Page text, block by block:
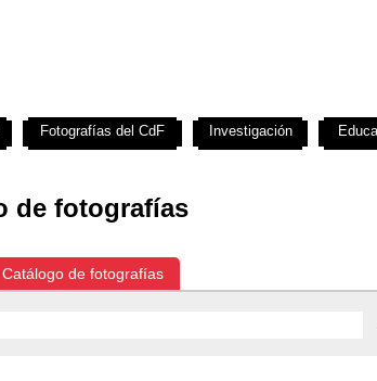
de fotografías
Catálogo de fotografías
Fotografías del CdF Investigación